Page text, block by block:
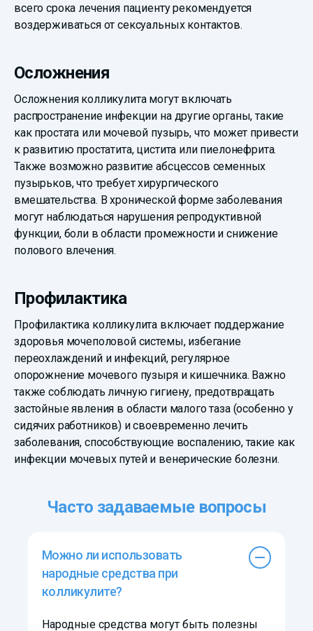
всего срока лечения пациенту рекомендуется
воздерживаться от сексуальных контактов.
Осложнения
Осложнения колликулита могут включать
распространение инфекции на другие органы, такие
как простата или мочевой пузырь, что может привести
к развитию простатита, цистита или пиелонефрита.
Также возможно развитие абсцессов семенных
пузырьков, что требует хирургического
вмешательства. В хронической форме заболевания
могут наблюдаться нарушения репродуктивной
функции, боли в области промежности и снижение
полового влечения.
Профилактика
Профилактика колликулита включает поддержание
здоровья мочеполовой системы, избегание
переохлаждений и инфекций, регулярное
опорожнение мочевого пузыря и кишечника. Важно
также соблюдать личную гигиену, предотвращать
застойные явления в области малого таза (особенно у
сидячих работников) и своевременно лечить
заболевания, способствующие воспалению, такие как
инфекции мочевых путей и венерические болезни.
Часто задаваемые вопросы
Можно ли использовать
народные средства при
колликулите?
Народные средства могут быть полезны